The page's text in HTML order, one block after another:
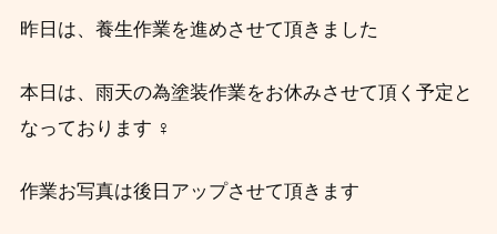
昨日は、養生作業を進めさせて頂きました
本日は、雨天の為塗装作業をお休みさせて頂く予定と
なっております ‍♀️
作業お写真は後日アップさせて頂きます